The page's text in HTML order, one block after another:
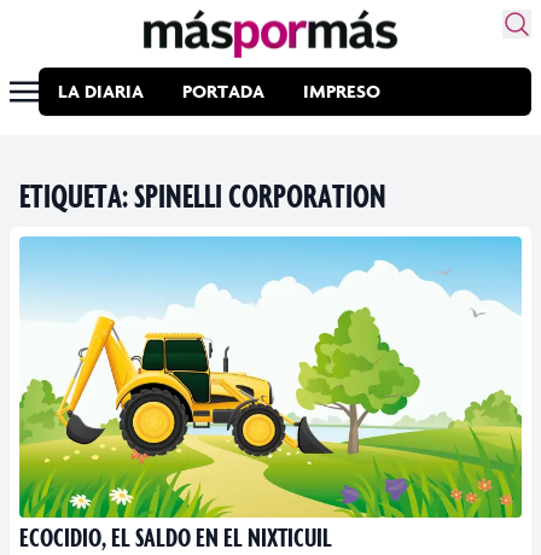
LA DIARIA PORTADA IMPRESO
ETIQUETA:SPINELLI CORPORATION
ECOCIDIO, EL SALDO EN EL NIXTICUIL